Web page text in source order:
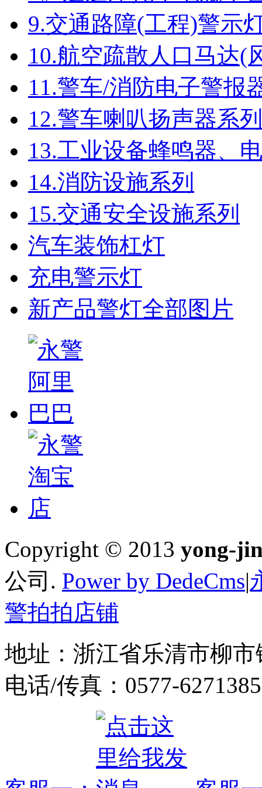
9.交通路障(工程)警示
10.航空疏散人口马达(
11.警车/消防电子警报
12.警车喇叭扬声器系列
13.工业设备蜂鸣器、
14.消防设施系列
15.交通安全设施系列
汽车装饰杠灯
充电警示灯
新产品警灯全部图片
Copyright © 2013 yong-
公司. Power by DedeCms|
警拍拍店铺
地址：浙江省乐清市柳
电话/传真：0577-